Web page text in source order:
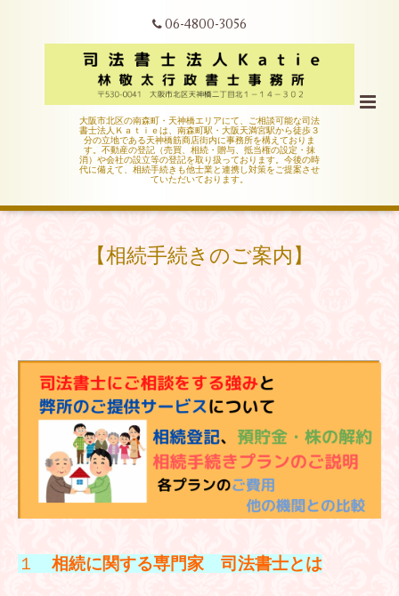
06-4800-3056
大阪市北区の南森町・天神橋エリアにて、ご相談可能な司法
書士法人Ｋａｔｉｅは、南森町駅・大阪天満宮駅から徒歩３
分の立地である天神橋筋商店街内に事務所を構えておりま
す。不動産の登記（売買、相続・贈与、抵当権の設定・抹
消）や会社の設立等の登記を取り扱っております。今後の時
代に備えて、相続手続きも他士業と連携し対策をご提案させ
ていただいております。
【相続手続きのご案内】
１ 相続に関する専門家 司法書士とは